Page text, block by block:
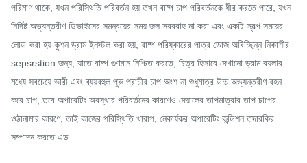
পরিমাণ থাকে, যখন পরিস্থিতি পরিবর্তন হয় তখন বাষ্প চাপ পরিবর্তনকে ধীর করতে পারে, যখন
নির্দিষ্ট অভ্যন্তরীণ ডিভাইসের সমন্বয়ের সময় জল সরবরাহ না করা এবং একটি স্বল্প সময়ের
লোড করা হয় কুশন ড্রাম ইনস্টল করা হয়, বাষ্প পরিষ্কারের পাত্র ডোজ অবিচ্ছিন্ন নিকাশীর
sepsrstion জন্য, যাতে বাষ্প গুণমান নিশ্চিত করতে, চিত্র হিসাবে দেখানো ড্রাম বয়লার
মধ্যে সবচেয়ে ভারী এবং ব্যয়বহুল পুরু প্রাচীর চাপ অংশ না শুধুমাত্র উচ্চ অভ্যন্তরীণ বহন
করে চাপ, তবে অপারেটিং অবস্থার পরিবর্তনের কারণেও দেয়ালের তাপমাত্রার তাপ চাপের
ওঠানামার কারণে, তাই কাজের পরিস্থিতি খারাপ, নেকার্যকর অপারেটিং কন্ডিশন তদারকির
সম্পাদন করতে এড